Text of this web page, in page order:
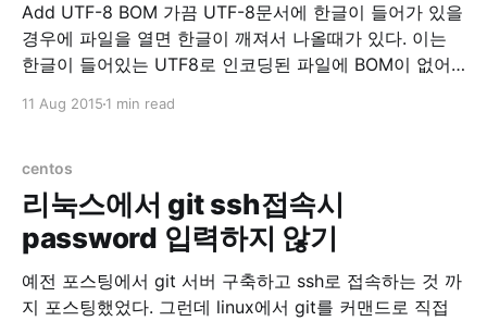
Add UTF-8 BOM 가끔 UTF-8문서에 한글이 들어가 있을
경우에 파일을 열면 한글이 깨져서 나올때가 있다. 이는
한글이 들어있는 UTF8로 인코딩된 파일에 BOM이 없어
BOM이라는 놈이 직접 넣어주기엔 매번 귀찮다. 그래서
텍스트 파일에 간단히 BOM을 넣어주고 싶을 경우 이용하
자. Select
11 Aug 2015 1 min read
centos
리눅스에서 git ssh접속시
password 입력하지 않기
예전 포스팅에서 git 서버 구축하고 ssh로 접속하는 것 까
지 포스팅했었다. 그런데 linux에서 git를 커맨드로 직접